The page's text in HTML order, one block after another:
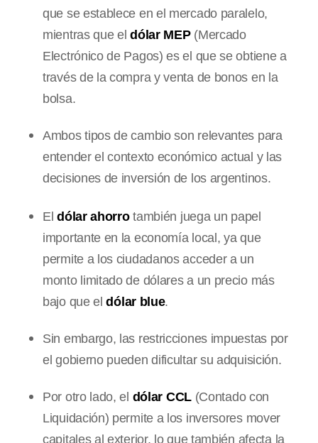
que se establece en el mercado paralelo,
mientras que eldólar MEP(Mercado
Electrónico de Pagos) es el que se obtiene a
través de la compra y venta de bonos en la
bolsa.
Ambos tipos de cambio son relevantes para
entender el contexto económico actual y las
decisiones de inversión de los argentinos.
Eldólar ahorrotambién juega un papel
importante en la economía local, ya que
permite a los ciudadanos acceder a un
monto limitado de dólares a un precio más
bajo que eldólar blue.
Sin embargo, las restricciones impuestas por
el gobierno pueden dificultar su adquisición.
Por otro lado, el dólar CCL(Contado con
Liquidación) permite a los inversores mover
capitales al exterior, lo que también afecta la